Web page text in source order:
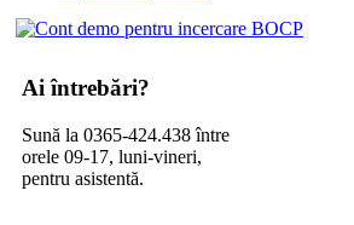
Ai întrebări?
Sună la 0365-424.438 între
orele 09-17, luni-vineri,
pentru asistentă.